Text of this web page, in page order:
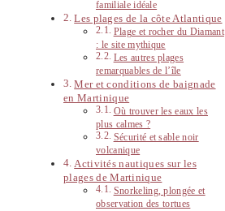
familiale idéale
Les plages de la côte Atlantique
Plage et rocher du Diamant
: le site mythique
Les autres plages
remarquables de l’île
Mer et conditions de baignade
en Martinique
Où trouver les eaux les
plus calmes ?
Sécurité et sable noir
volcanique
Activités nautiques sur les
plages de Martinique
Snorkeling, plongée et
observation des tortues